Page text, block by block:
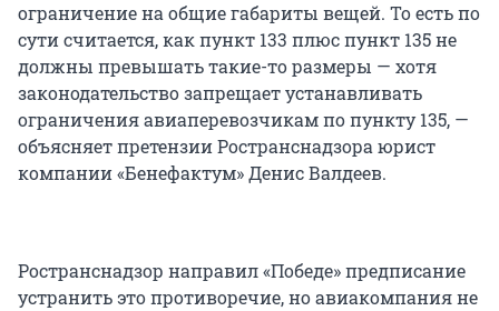
ограничение на общие габариты вещей. То есть по
сути считается, как пункт 133 плюс пункт 135 не
должны превышать такие-то размеры — хотя
законодательство запрещает устанавливать
ограничения авиаперевозчикам по пункту 135, —
объясняет претензии Ространснадзора юрист
компании «Бенефактум» Денис Валдеев.
Ространснадзор направил «Победе» предписание
устранить это противоречие, но авиакомпания не